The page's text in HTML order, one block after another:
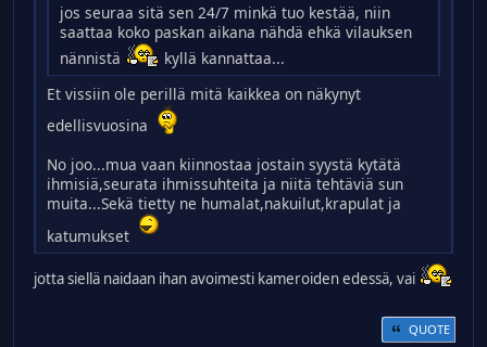
jos seuraa sitä sen 24/7 minkä tuo kestää, niin
saattaa koko paskan aikana nähdä ehkä vilauksen
nännistä
kyllä kannattaa...
Et vissiin ole perillä mitä kaikkea on näkynyt
edellisvuosina
No joo...mua vaan kiinnostaa jostain syystä kytätä
ihmisiä,seurata ihmissuhteita ja niitä tehtäviä sun
muita...Sekä tietty ne humalat,nakuilut,krapulat ja
katumukset
jotta siellä naidaan ihan avoimesti kameroiden edessä, vai
QUOTE